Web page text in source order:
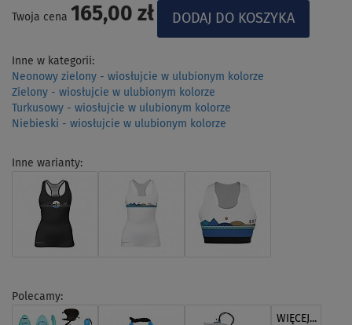
Twoja cena 165,00 zł
Inne w kategorii:
Neonowy zielony - wiosłujcie w ulubionym kolorze
Zielony - wiosłujcie w ulubionym kolorze
Turkusowy - wiosłujcie w ulubionym kolorze
Niebieski - wiosłujcie w ulubionym kolorze
Inne warianty:
Polecamy:
WIĘCEJ...